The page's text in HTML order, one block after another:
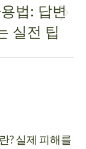
법: 답변
실전 팁
? 실제 피해를